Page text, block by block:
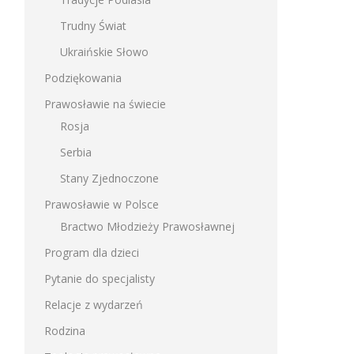
Trudny Świat
Ukraińskie Słowo
Podziękowania
Prawosławie na świecie
Rosja
Serbia
Stany Zjednoczone
Prawosławie w Polsce
Bractwo Młodzieży Prawosławnej
Program dla dzieci
Pytanie do specjalisty
Relacje z wydarzeń
Rodzina